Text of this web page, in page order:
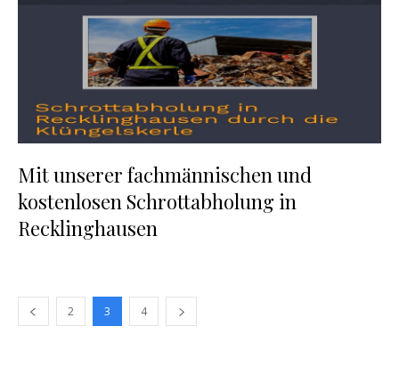
Mit unserer fachmännischen und
kostenlosen Schrottabholung in
Recklinghausen
2 3 4